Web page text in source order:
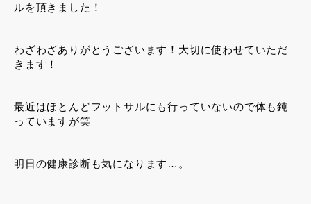
ルを頂きました！
わざわざありがとうございます！大切に使わせていただ
きます！
最近はほとんどフットサルにも行っていないので体も鈍
っていますが笑
明日の健康診断も気になります…。